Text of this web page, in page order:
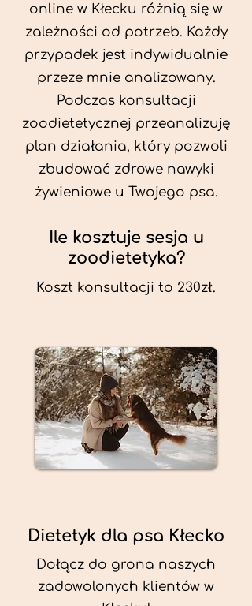
online w Kłecku różnią się w
zależności od potrzeb. Każdy
przypadek jest indywidualnie
przeze mnie analizowany.
Podczas konsultacji
zoodietetycznej przeanalizuję
plan działania, który pozwoli
zbudować zdrowe nawyki
żywieniowe u Twojego psa.
Ile kosztuje sesja u
zoodietetyka?
Koszt konsultacji to 230zł.
Dietetyk dla psa Kłecko
Dołącz do grona naszych
zadowolonych klientów w